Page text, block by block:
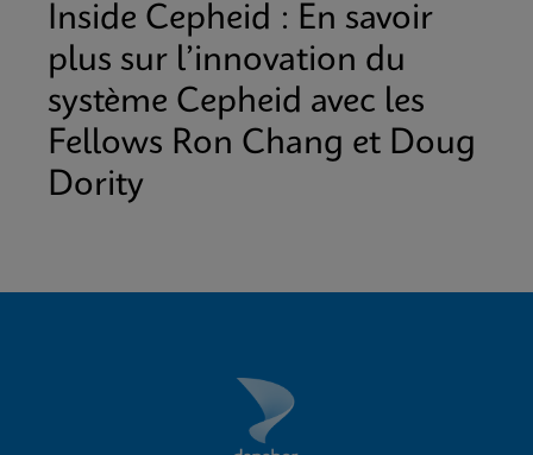
Inside Cepheid : En savoir
plus sur l’innovation du
système Cepheid avec les
Fellows Ron Chang et Doug
Dority